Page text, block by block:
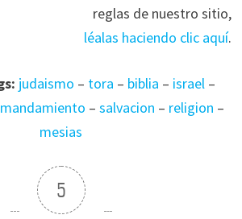
reglas de nuestro sitio,
léalas haciendo clic aquí.
judaismo – tora – biblia – israel –
mandamiento – salvacion – religion –
mesias
5